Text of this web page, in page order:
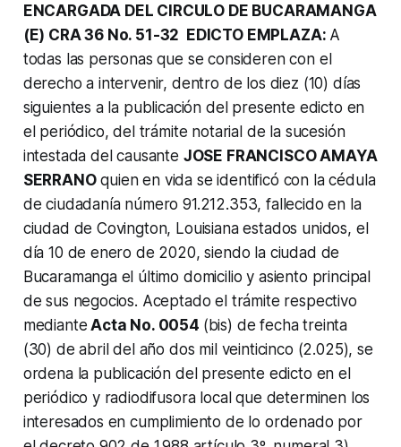
ENCARGADA DEL CIRCULO DE BUCARAMANGA
(E) CRA 36 No. 51-32 EDICTO EMPLAZA: A
todas las personas que se consideren con el
derecho a intervenir, dentro de los diez (10) días
siguientes a la publicación del presente edicto en
el periódico, del trámite notarial de la sucesión
intestada del causante JOSE FRANCISCO AMAYA
SERRANOquien en vida se identificó con la cédula
de ciudadanía número 91.212.353, fallecido en la
ciudad de Covington, Louisiana estados unidos, el
día 10 de enero de 2020, siendo la ciudad de
Bucaramanga el último domicilio y asiento principal
de sus negocios. Aceptado el trámite respectivo
mediante Acta No. 0054 (bis) de fecha treinta
(30) de abril del año dos mil veinticinco (2.025), se
ordena la publicación del presente edicto en el
periódico y radiodifusora local que determinen los
interesados en cumplimiento de lo ordenado por